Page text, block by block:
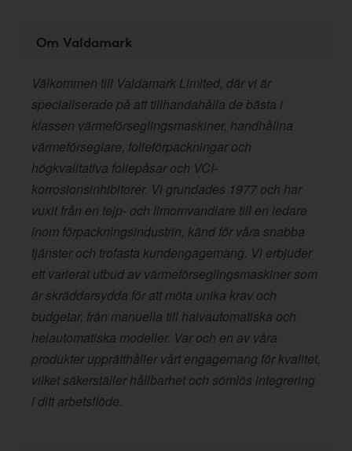
Om Valdamark
Välkommen till Valdamark Limited, där vi är
specialiserade på att tillhandahålla de bästa i
klassen värmeförseglingsmaskiner, handhållna
värmeförseglare, folieförpackningar och
högkvalitativa foliepåsar och VCI-
korrosionsinhibitorer. Vi grundades 1977 och har
vuxit från en tejp- och limomvandlare till en ledare
inom förpackningsindustrin, känd för våra snabba
tjänster och trofasta kundengagemang. Vi erbjuder
ett varierat utbud av värmeförseglingsmaskiner som
är skräddarsydda för att möta unika krav och
budgetar, från manuella till halvautomatiska och
helautomatiska modeller. Var och en av våra
produkter upprätthåller vårt engagemang för kvalitet,
vilket säkerställer hållbarhet och sömlös integrering
i ditt arbetsflöde.